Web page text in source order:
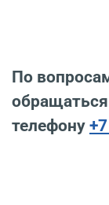
По
телефону